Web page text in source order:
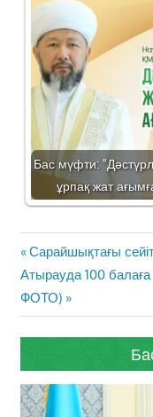
Бас мүфти:
ұрпақ жат
Жазба
навигациясы
Previous
Post:
Сарайшықтағы
Next
Post:
Атырауда 100
ФОТО)